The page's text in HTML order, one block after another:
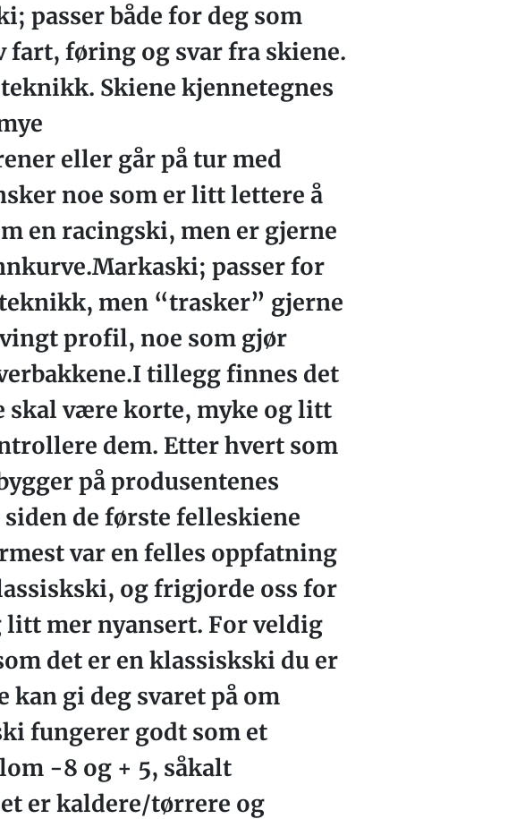
passer både for deg som
føring og svar fra skiene.
Skiene kjennetegnes
eller går på tur med
noe som er litt lettere å
en racingski, men er gjerne
passer for
men “trasker” gjerne
profil, noe som gjør
tillegg finnes det
skal være korte, myke og litt
dem. Etter hvert som
på produsentenes
de første felleskiene
var en felles oppfatning
og frigjorde oss for
mer nyansert. For veldig
det er en klassiskski du er
gi deg svaret på om
fungerer godt som et
-8 og + 5, såkalt
er kaldere/tørrere og